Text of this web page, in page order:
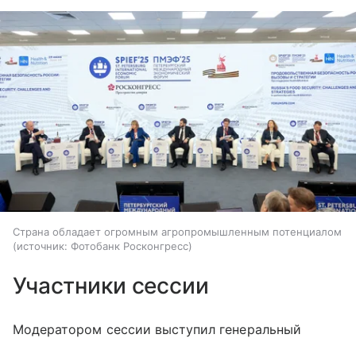
Страна обладает огромным агропромышленным потенциалом
источник: Фотобанк Росконгресс
Участники сессии
Модератором сессии выступил генеральный